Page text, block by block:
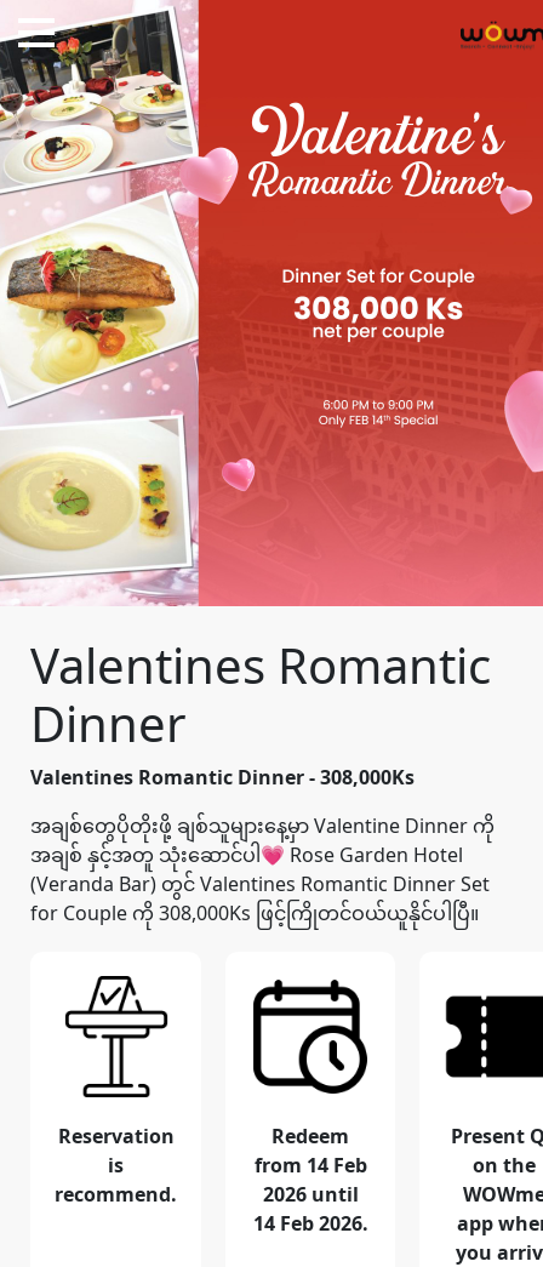
Valentines Romantic
Dinner
Valentines Romantic Dinner - 308,000Ks
အချစ်တွေပိုတိုးဖို့ ချစ်သူများနေ့မှာ Valentine Dinner ကို
အချစ် နှင့်အတူ သုံးဆောင်ပါ💗 Rose Garden Hotel
(Veranda Bar) တွင် Valentines Romantic Dinner Set
for Couple ကို 308,000Ks ဖြင့်ကြိုတင်ဝယ်ယူနိုင်ပါပြီ။
Reservation
is
recommend.
Redeem
from 14 Feb
2026 until
14 Feb 2026.
Present
on the
app
you